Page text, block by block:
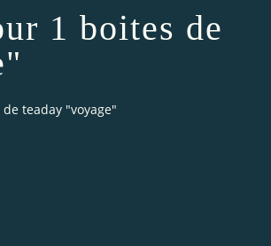
1 boites de
teaday "voyage"